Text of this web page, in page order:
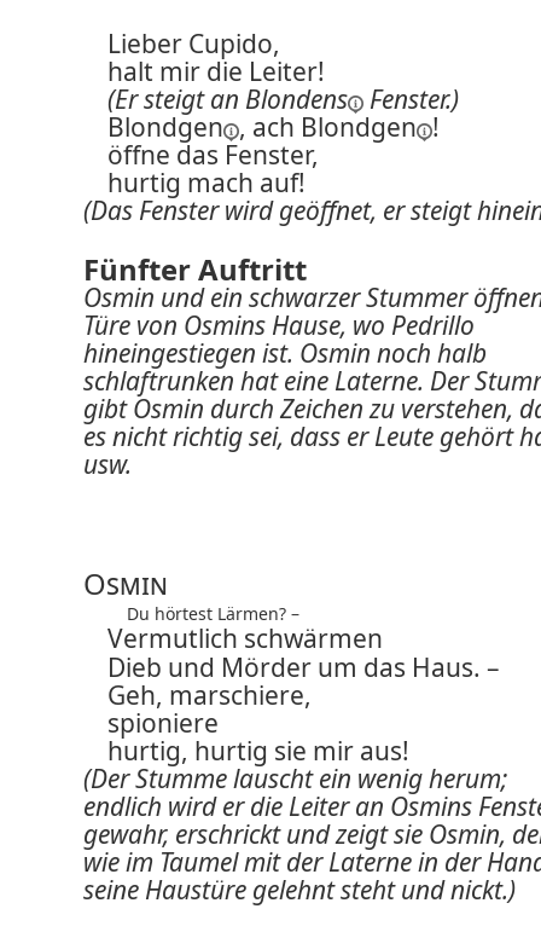
Lieber Cupido,
halt mir die Leiter!
(Er steigt an Blondens
Fenster.)
Blondgen , ach Blondgen !
öffne das Fenster,
hurtig mach auf!
(Das Fenster wird geöffnet, er steigt
Fünfter Auftritt
Osmin und ein schwarzer Stummer
Türe von Osmins Hause, wo Pedrillo
hineingestiegen ist. Osmin noch halb
schlaftrunken hat eine Laterne. Der
gibt Osmin durch Zeichen zu verstehen,
es nicht richtig sei, dass er Leute gehört
usw.
Osmin
Du hörtest Lärmen? –
Vermutlich schwärmen
Dieb und Mörder um das Haus. –
Geh, marschiere,
spioniere
hurtig, hurtig sie mir aus!
(Der Stumme lauscht ein wenig herum;
endlich wird er die Leiter an Osmins
gewahr, erschrickt und zeigt sie Osmin,
wie im Taumel mit der Laterne in der
seine Haustüre gelehnt steht und nickt.)